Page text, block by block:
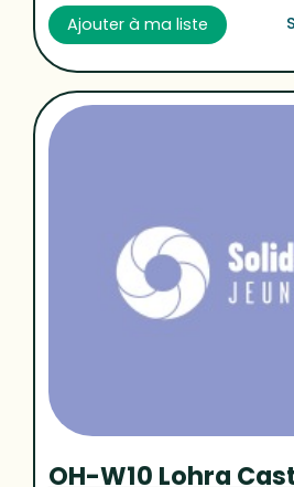
Ajouter à ma liste
OH-W10 Lohra